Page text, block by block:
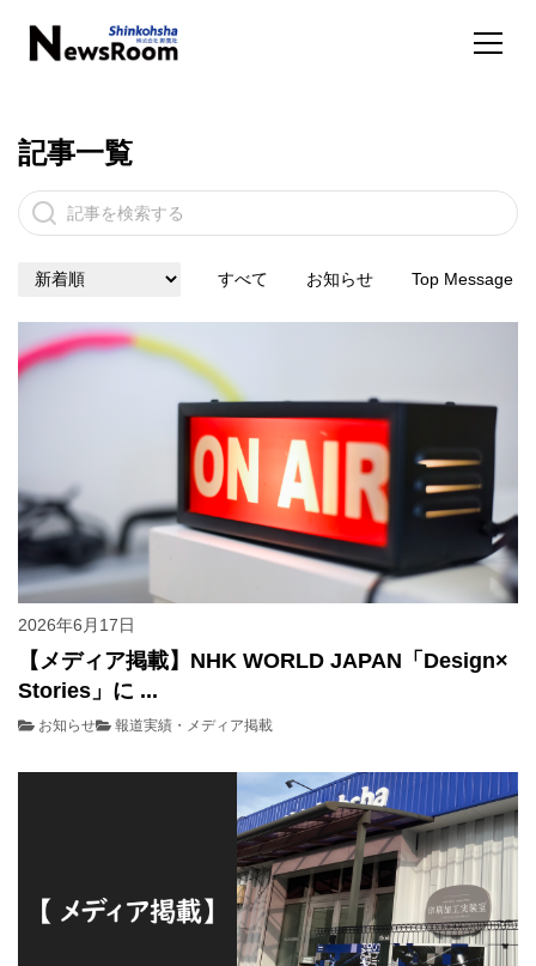
記事一覧
すべて お知らせ Top Message
2026年6月17日
【メディア掲載】NHK WORLD JAPAN「Design×
Stories」に ...
お知らせ 報道実績・メディア掲載